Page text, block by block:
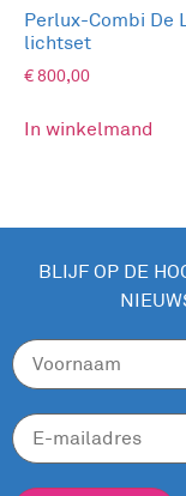
Perlux-Combi De
lichtset
€800,00
In winkelmand
BLIJF OP DE